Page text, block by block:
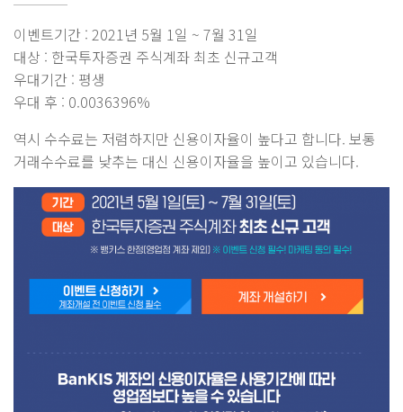
이벤트기간 : 2021년 5월 1일 ~ 7월 31일
대상 : 한국투자증권 주식계좌 최초 신규고객
우대기간 : 평생
우대 후 : 0.0036396%
역시 수수료는 저렴하지만 신용이자율이 높다고 합니다. 보통
거래수수료를 낮추는 대신 신용이자율을 높이고 있습니다.